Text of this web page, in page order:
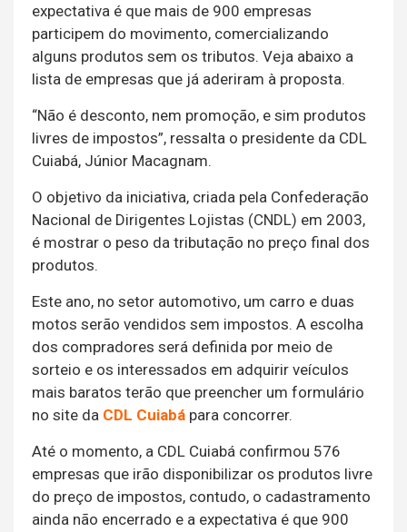
expectativa é que mais de 900 empresas
participem do movimento, comercializando
alguns produtos sem os tributos. Veja abaixo a
lista de empresas que já aderiram à proposta.
“Não é desconto, nem promoção, e sim produtos
livres de impostos”, ressalta o presidente da CDL
Cuiabá, Júnior Macagnam.
O objetivo da iniciativa, criada pela Confederação
Nacional de Dirigentes Lojistas (CNDL) em 2003,
é mostrar o peso da tributação no preço final dos
produtos.
Este ano, no setor automotivo, um carro e duas
motos serão vendidos sem impostos. A escolha
dos compradores será definida por meio de
sorteio e os interessados em adquirir veículos
mais baratos terão que preencher um formulário
no site da CDL Cuiabá para concorrer.
Até o momento, a CDL Cuiabá confirmou 576
empresas que irão disponibilizar os produtos livre
do preço de impostos, contudo, o cadastramento
ainda não encerrado e a expectativa é que 900